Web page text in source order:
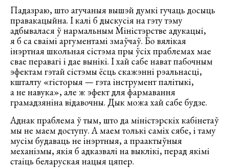
Падазраю, што агучаныя вышэй думкі гучаць досыць
правакацыйна. І калі б дыскусія на гэту тэму
адбывалася ў нармальным Міністэрстве адукацыі,
я б са сваімі аргументамі змаўчаў. Бо вялікая
інэртная школьная сістэма пры ўсіх праблемах мае
свае перавагі і дае вынікі. І хай сабе нават пабочным
эфектам гэтай сістэмы ёсць скажэнні рэальнасці,
кшталту «гісторыя — гэта інструмент палітыкі,
а не навука», але ж эфект для фармавання
грамадзяніна відавочны. Дык можа хай сабе будзе.
Аднак праблема ў тым, што да міністэрскіх кабінетаў
мы не маем доступу. А маем толькі саміх сябе, і таму
мусім будаваць не інэртныя, а праактыўныя
механізмы, якія б адказвалі на выклікі, перад якімі
стаіць беларуская нацыя цяпер.